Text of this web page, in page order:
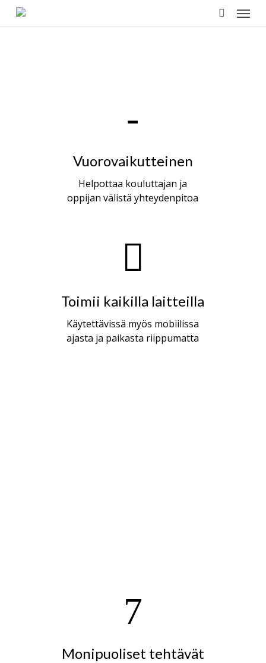
Skip
Menu
Vuorovaikutteinen
Helpottaa kouluttajan ja
oppijan välistä yhteydenpitoa
Toimii kaikilla laitteilla
Käytettävissä myös mobiilissa
ajasta ja paikasta riippumatta
Monipuoliset tehtävät